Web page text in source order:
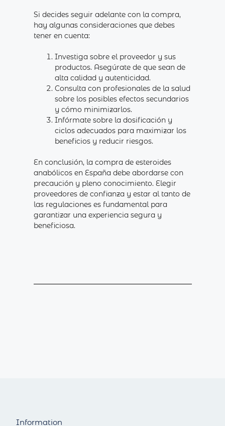
Si decides seguir adelante con la compra,
hay algunas consideraciones que debes
tener en cuenta:
Investiga sobre el proveedor y sus
productos. Asegúrate de que sean de
alta calidad y autenticidad.
Consulta con profesionales de la salud
sobre los posibles efectos secundarios
y cómo minimizarlos.
Infórmate sobre la dosificación y
ciclos adecuados para maximizar los
beneficios y reducir riesgos.
En conclusión, la compra de esteroides
anabólicos en España debe abordarse con
precaución y pleno conocimiento. Elegir
proveedores de confianza y estar al tanto de
las regulaciones es fundamental para
garantizar una experiencia segura y
beneficiosa.
Information